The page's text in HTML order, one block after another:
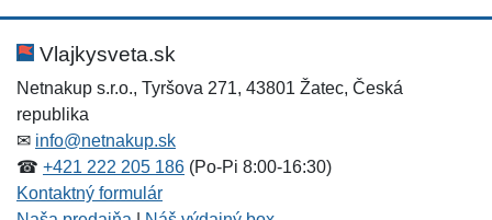
Hodnotenie:
Meno:*
Meno:
E-mail:*
Vlajkysveta.sk
Netnakup s.r.o., Tyršova 271, 43801 Žatec, Česká
republika
✉ info@netnakup.sk
☎ +421 222 205 186 (Po-Pi 8:00-16:30)
Kontaktný formulár